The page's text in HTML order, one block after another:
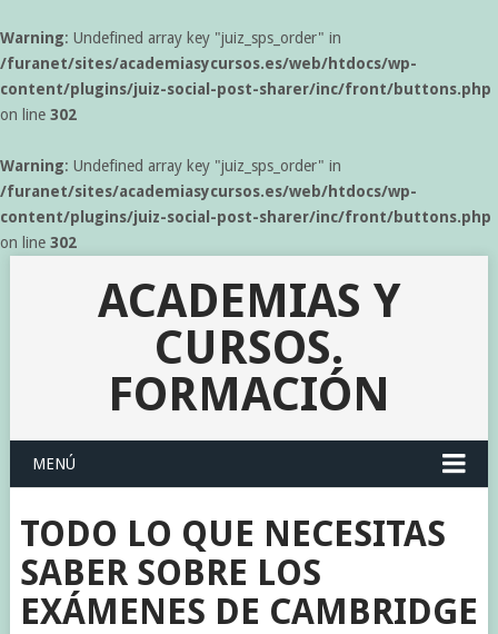
Warning: Undefined array key "juiz_sps_order" in
/furanet/sites/academiasycursos.es/web/htdocs/wp-
content/plugins/juiz-social-post-sharer/inc/front/buttons.php
on line 302
Warning: Undefined array key "juiz_sps_order" in
/furanet/sites/academiasycursos.es/web/htdocs/wp-
content/plugins/juiz-social-post-sharer/inc/front/buttons.php
on line 302
ACADEMIAS Y
CURSOS.
FORMACIÓN
MENÚ
TODO LO QUE NECESITAS
SABER SOBRE LOS
EXÁMENES DE CAMBRIDGE